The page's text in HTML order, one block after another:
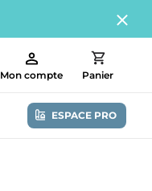
Mon compte Panier
ESPACE PRO